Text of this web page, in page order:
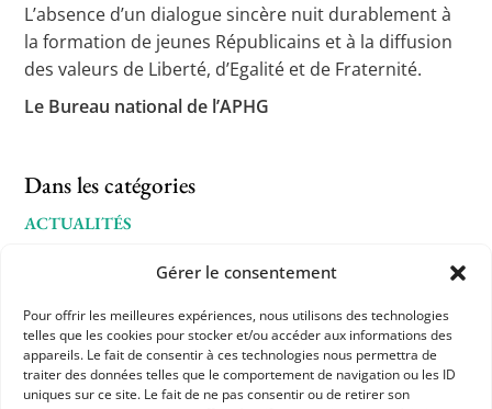
Gérer le consentement
Pour offrir les meilleures expériences, nous utilisons des technologies
telles que les cookies pour stocker et/ou accéder aux informations des
appareils. Le fait de consentir à ces technologies nous permettra de
traiter des données telles que le comportement de navigation ou les ID
uniques sur ce site. Le fait de ne pas consentir ou de retirer son
L’absence d’un dialogue sincère nuit durablement à
la formation de jeunes Républicains et à la diffusion
des valeurs de Liberté, d’Egalité et de Fraternité.
Le Bureau national de l’APHG
Dans les catégories
ACTUALITÉS